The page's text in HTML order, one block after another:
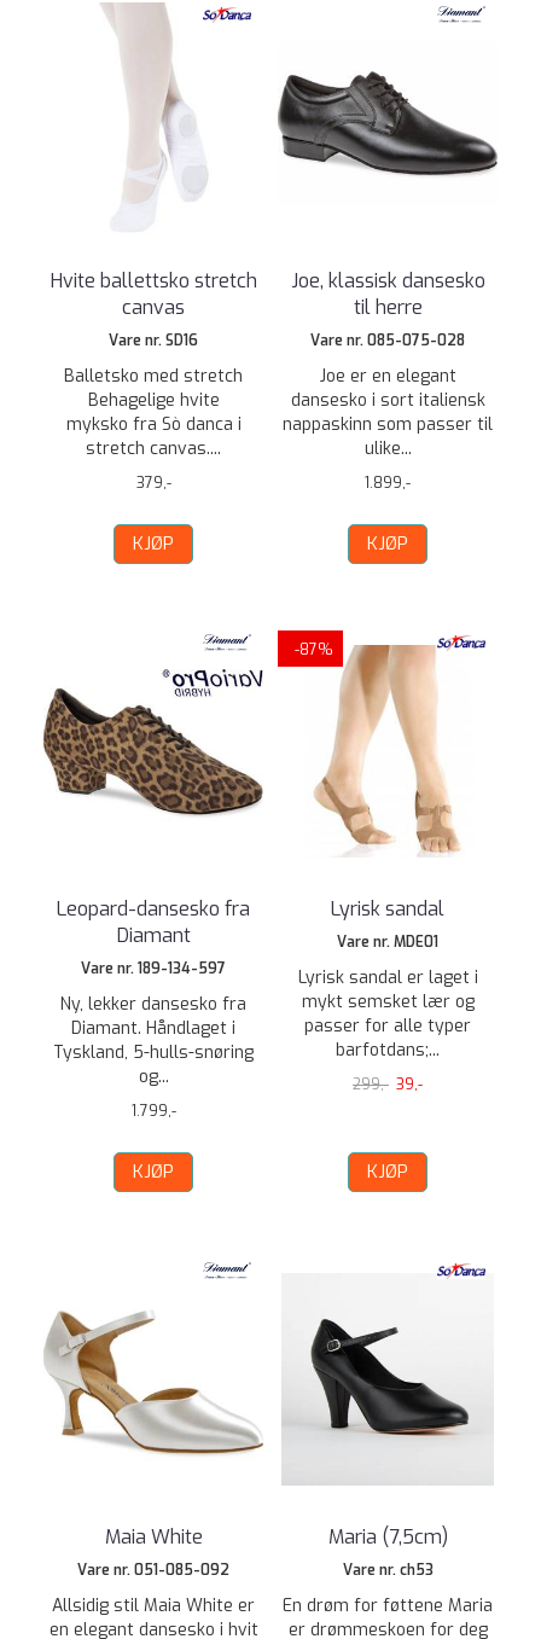
Hvite ballettsko stretch
canvas
Vare nr. SD16
Balletsko med stretch
Behagelige hvite
myksko fra Sò danca i
stretch canvas....
379,-
KJØP
Joe, klassisk dansesko
til herre
Vare nr. 085-075-028
Joe er en elegant
dansesko i sort italiensk
nappaskinn som passer til
ulike...
1.899,-
KJØP
Leopard-dansesko fra
Diamant
Vare nr. 189-134-597
Ny, lekker dansesko fra
Diamant. Håndlaget i
Tyskland, 5-hulls-snøring
og...
1.799,-
KJØP
-87%
Lyrisk sandal
Vare nr. MDE01
Lyrisk sandal er laget i
mykt semsket lær og
passer for alle typer
barfotdans;...
299,- 39,-
KJØP
Maia White
Vare nr. 051-085-092
Allsidig stil Maia White er
en elegant dansesko i hvit
Maria (7,5cm)
Vare nr. ch53
En drøm for føttene Maria
er drømmeskoen for deg